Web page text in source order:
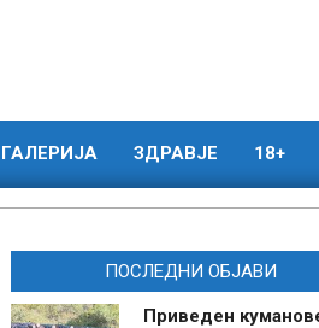
ГАЛЕРИЈА ЗДРАВЈЕ 18+
ПОСЛЕДНИ ОБЈАВИ
Приведен